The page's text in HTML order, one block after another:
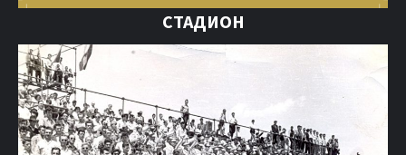
СТАДИОН